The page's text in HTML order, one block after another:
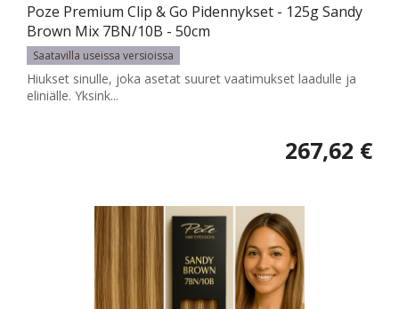
Poze Premium Clip & Go Pidennykset - 125g Sandy
Brown Mix 7BN/10B - 50cm
Saatavilla useissa versioissa
Hiukset sinulle, joka asetat suuret vaatimukset laadulle ja
eliniälle. Yksink...
267,62 €